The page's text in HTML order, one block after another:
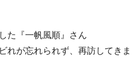
た『一帆風順』さん
れが忘れられず、再訪してきま